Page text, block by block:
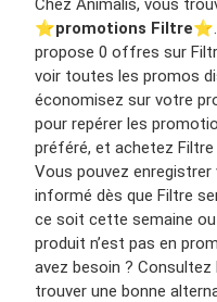
Chez Animalis, vous
⭐️promotions Filtre
propose 0 offres sur
voir toutes les promos
économisez sur votre
pour repérer les
préféré, et achetez Filtre
Vous pouvez
informé dès que Filtre
ce soit cette semaine
produit n’est pas en
avez besoin ?
trouver une bonne